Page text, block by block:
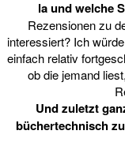
la und welche
Rezensionen zu
interessiert? Ich
einfach relativ
ob die jemand
Und zuletzt
büchertechnisch